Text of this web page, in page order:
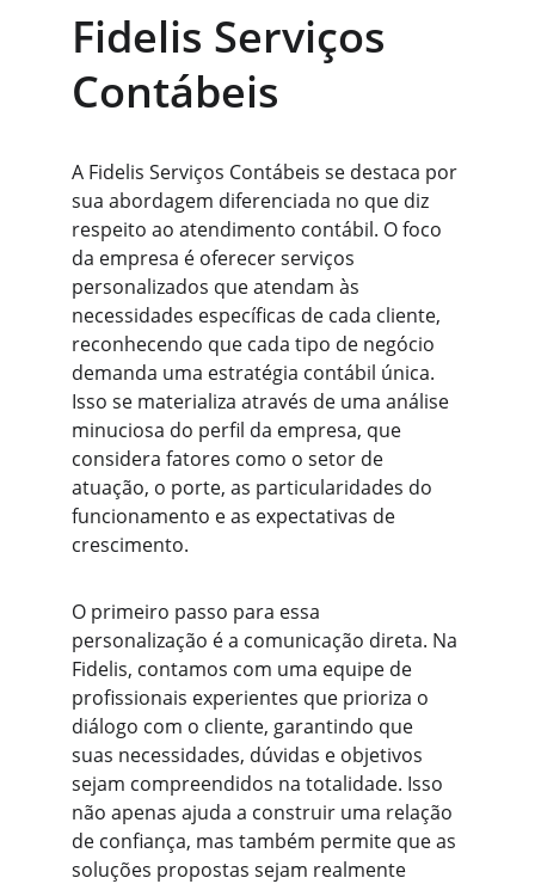
Fidelis Serviços
Contábeis
A Fidelis Serviços Contábeis se destaca por
sua abordagem diferenciada no que diz
respeito ao atendimento contábil. O foco
da empresa é oferecer serviços
personalizados que atendam às
necessidades específicas de cada cliente,
reconhecendo que cada tipo de negócio
demanda uma estratégia contábil única.
Isso se materializa através de uma análise
minuciosa do perfil da empresa, que
considera fatores como o setor de
atuação, o porte, as particularidades do
funcionamento e as expectativas de
crescimento.
O primeiro passo para essa
personalização é a comunicação direta. Na
Fidelis, contamos com uma equipe de
profissionais experientes que prioriza o
diálogo com o cliente, garantindo que
suas necessidades, dúvidas e objetivos
sejam compreendidos na totalidade. Isso
não apenas ajuda a construir uma relação
de confiança, mas também permite que as
soluções propostas sejam realmente